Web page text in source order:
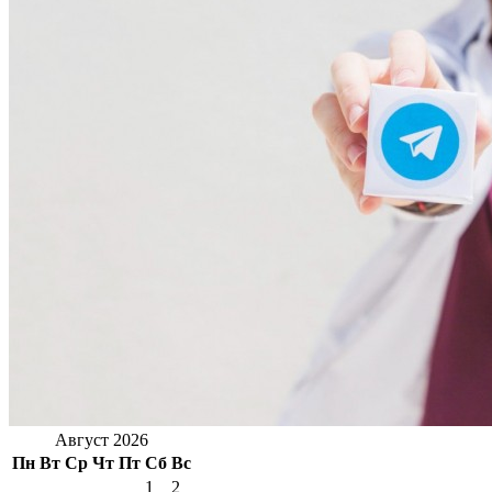
Август 2026
Пн Вт Ср Чт Пт Сб Вс
1
2